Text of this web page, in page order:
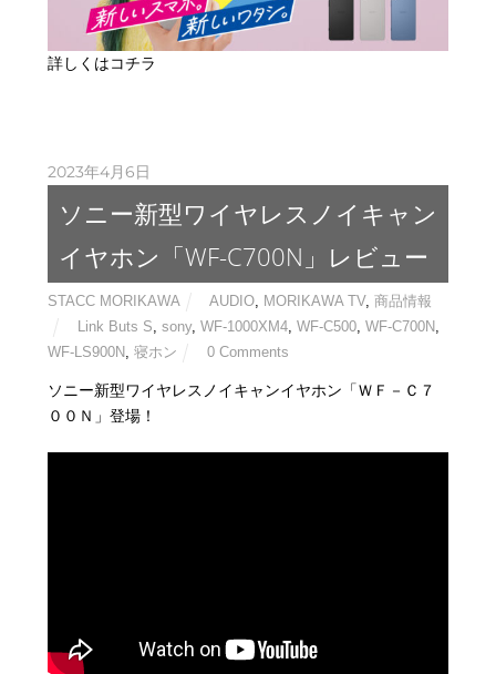
詳しくはコチラ
2023年4月6日
ソニー新型ワイヤレスノイキャン
イヤホン「WF-C700N」レビュー
STACC MORIKAWA AUDIO, MORIKAWA TV, 商品情報
Link Buts S, sony, WF-1000XM4, WF-C500, WF-C700N,
WF-LS900N, 寝ホン 0 Comments
ソニー新型ワイヤレスノイキャンイヤホン「ＷＦ－Ｃ７
００Ｎ」登場！